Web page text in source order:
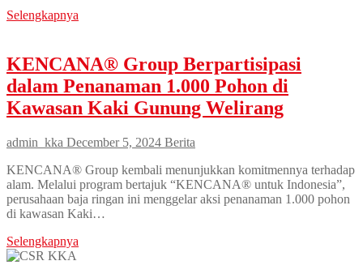
Selengkapnya
KENCANA® Group Berpartisipasi
dalam Penanaman 1.000 Pohon di
Kawasan Kaki Gunung Welirang
admin_kka December 5, 2024 Berita
KENCANA® Group kembali menunjukkan komitmennya terhadap
alam. Melalui program bertajuk “KENCANA® untuk Indonesia”,
perusahaan baja ringan ini menggelar aksi penanaman 1.000 pohon
di kawasan Kaki…
Selengkapnya